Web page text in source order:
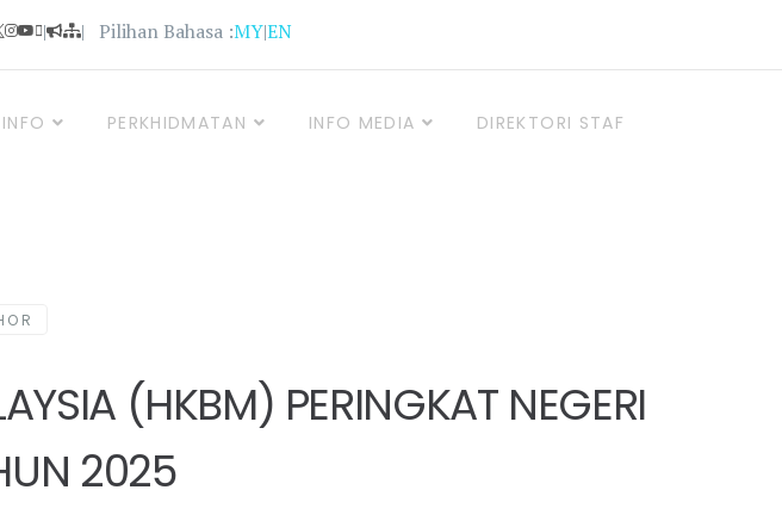
| | Pilihan Bahasa :MY|EN
INFO PERKHIDMATAN INFO MEDIA DIREKTORI STAF
(HKBM) PERINGKAT NEGERI
2025